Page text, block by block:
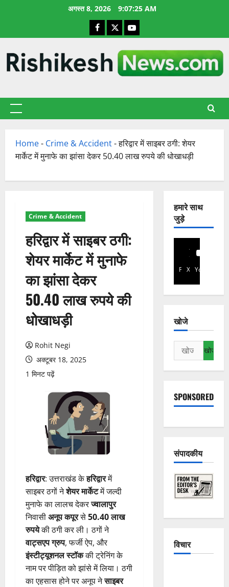
अगस्त 8, 2026 9:07:26 AM
Facebook
X YouTube
प्राथमिक
Home- Crime & Accident-हरिद्वार में साइबर ठगी: शेयर
मार्केट में मुनाफे का झांसा देकर 50.40 लाख रुपये की धोखाधड़ी
Crime & Accident
हरिद्वार में साइबर ठगी:
शेयर मार्केट में मुनाफे
का झांसा देकर
50.40 लाख रुपये की
धोखाधड़ी
Rohit Negi
अक्टूबर 18, 2025
1 मिनट पढ़ें
हरिद्वार: उत्तराखंड केहरिद्वारमें
साइबर ठगों नेशेयर मार्केटमें जल्दी
मुनाफे का लालच देकरज्वालापुर
निवासीअनूप कपूरसे50.40 लाख
रुपयेकी ठगी कर ली। ठगों ने
वाट्सएप ग्रुप, फर्जी ऐप, और
इंस्टीट्यूशनल स्टॉककी ट्रेनिंग के
नाम पर पीड़ित को झांसे में लिया। ठगी
का एहसास होने पर अनूप नेसाइबर
हमारे साथ
जुड़े
Facebook
X YouTube
खोजे
निम्न
को
खोजें:
SPONSORED
संपादकीय
विचार